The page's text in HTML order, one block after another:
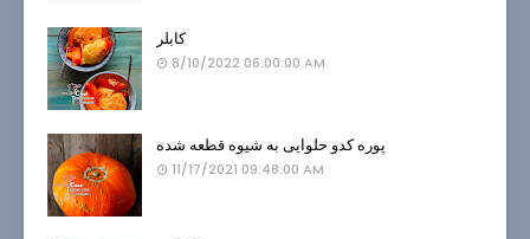
کابلر
8/10/2022 06:00:00 AM
پوره کدو حلوایی به شیوه قطعه شده
11/17/2021 09:48:00 AM